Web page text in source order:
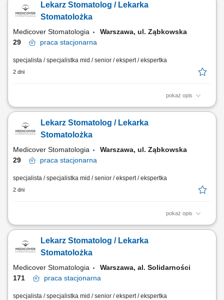
aparatami stałymi, ruchomymi i/lub Invisalign®, otwartych na rozwój w
dużym, interdyscyplinarnym zespole, chętnych do współpracy na 2
Lekarz Stomatolog / Lekarka
Stomatolożka
Medicover Stomatologia
Warszawa, ul. Ząbkowska
29
praca stacjonarna
specjalista / specjalistka mid / senior / ekspert / ekspertka
2 dni
pokaż opis
Opis stanowiska Kompleksowe leczenie pacjentów w zakresie
technologii; Realizacja planów leczenia w zespole interdyscyplinarnym;
Dbanie o najwyższe standardy opieki i komfort pacjentów;
Lekarz Stomatolog / Lekarka
Stomatolożka
Medicover Stomatologia
Warszawa, ul. Ząbkowska
29
praca stacjonarna
specjalista / specjalistka mid / senior / ekspert / ekspertka
2 dni
pokaż opis
Opis stanowiska Kompleksowe leczenie pacjentów w zakresie
technologii; Realizacja planów leczenia w zespole interdyscyplinarnym;
Dbanie o najwyższe standardy opieki i komfort pacjentów;
Lekarz Stomatolog / Lekarka
Stomatolożka
Medicover Stomatologia
Warszawa, al. Solidarności
171
praca stacjonarna
specjalista / specjalistka mid / senior / ekspert / ekspertka